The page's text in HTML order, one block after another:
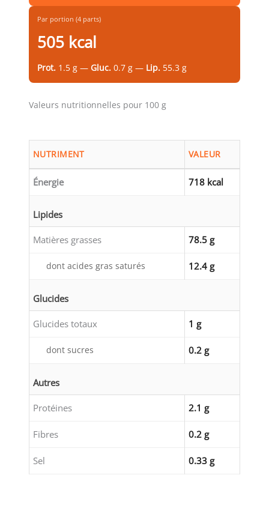
Par portion (4 parts)
505 kcal
Prot. 1.5 g — Gluc. 0.7 g — Lip. 55.3 g
Valeurs nutritionnelles pour 100 g
NUTRIMENT VALEUR
Énergie 718 kcal
Lipides
Matières grasses 78.5 g
dont acides gras saturés 12.4 g
Glucides
Glucides totaux 1 g
dont sucres 0.2 g
Autres
Protéines 2.1 g
Fibres 0.2 g
Sel 0.33 g